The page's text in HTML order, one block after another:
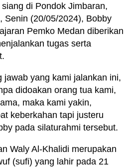
di Pondok Jimbaran,
Senin (20/05/2024), Bobby
Pemko Medan diberikan
tugas serta
jawab yang kami jalankan ini,
didoakan orang tua kami,
maka kami yakin,
keberkahan tapi justeru
pada silaturahmi tersebut.
Waly Al-Khalidi merupakan
(sufi) yang lahir pada 21